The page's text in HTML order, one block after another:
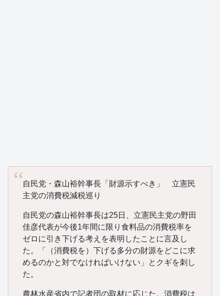
自民党・森山裕幹事長「財源示すべき」 立憲民
主党の消費税減税巡り
自民党の森山裕幹事長は25日、立憲民主党の野田
佳彦代表が今後1年間に限り食料品の消費税率を
ゼロに引き下げる考えを表明したことに言及し
た。「（消費税を）下げる多分の財源をどこに求
めるのかと対でなければいけない」とクギを刺し
た。
農林水産省内で記者団の取材に応じた。消費税は